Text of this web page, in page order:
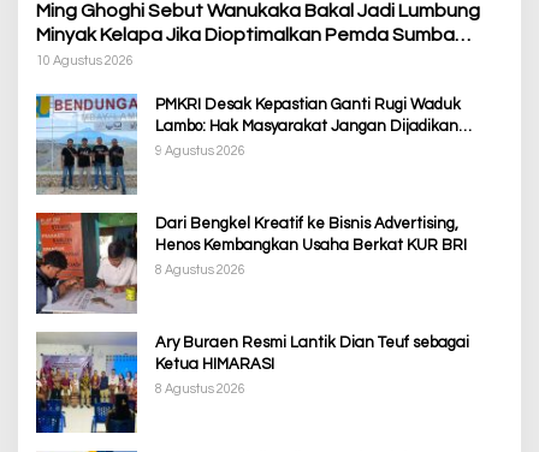
Ming Ghoghi Sebut Wanukaka Bakal Jadi Lumbung
Minyak Kelapa Jika Dioptimalkan Pemda Sumba
Barat
10 Agustus 2026
PMKRI Desak Kepastian Ganti Rugi Waduk
Lambo: Hak Masyarakat Jangan Dijadikan
Korban Pembangunan PSN
9 Agustus 2026
Dari Bengkel Kreatif ke Bisnis Advertising,
Henos Kembangkan Usaha Berkat KUR BRI
8 Agustus 2026
Ary Buraen Resmi Lantik Dian Teuf sebagai
Ketua HIMARASI
8 Agustus 2026